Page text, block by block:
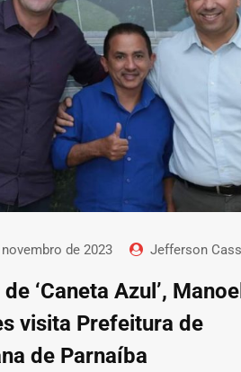
de 2023 Jefferson
‘Caneta Azul’,
visita Prefeitura de
de Parnaíba